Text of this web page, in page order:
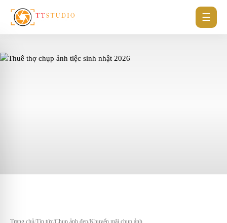
☰
Trang chủ/Tin tức/Chụp ảnh đẹp/Khuyến mãi chụp ảnh